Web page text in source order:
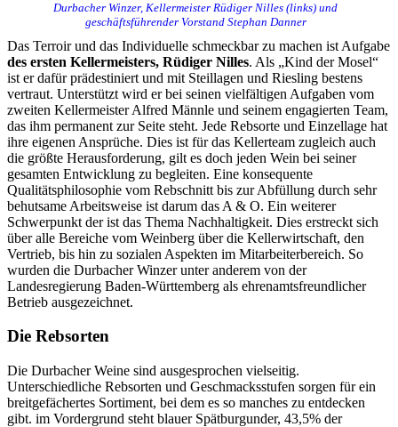
Durbacher Winzer, Kellermeister Rüdiger Nilles (links) und
geschäftsführender Vorstand Stephan Danner
Das Terroir und das Individuelle schmeckbar zu machen ist Aufgabe
des ersten Kellermeisters, Rüdiger Nilles. Als „Kind der Mosel“
ist er dafür prädestiniert und mit Steillagen und Riesling bestens
vertraut. Unterstützt wird er bei seinen vielfältigen Aufgaben vom
zweiten Kellermeister Alfred Männle und seinem engagierten Team,
das ihm permanent zur Seite steht. Jede Rebsorte und Einzellage hat
ihre eigenen Ansprüche. Dies ist für das Kellerteam zugleich auch
die größte Herausforderung, gilt es doch jeden Wein bei seiner
gesamten Entwicklung zu begleiten. Eine konsequente
Qualitätsphilosophie vom Rebschnitt bis zur Abfüllung durch sehr
behutsame Arbeitsweise ist darum das A & O. Ein weiterer
Schwerpunkt der ist das Thema Nachhaltigkeit. Dies erstreckt sich
über alle Bereiche vom Weinberg über die Kellerwirtschaft, den
Vertrieb, bis hin zu sozialen Aspekten im Mitarbeiterbereich. So
wurden die Durbacher Winzer unter anderem von der
Landesregierung Baden-Württemberg als ehrenamtsfreundlicher
Betrieb ausgezeichnet.
Die Rebsorten
Die Durbacher Weine sind ausgesprochen vielseitig.
Unterschiedliche Rebsorten und Geschmacksstufen sorgen für ein
breitgefächertes Sortiment, bei dem es so manches zu entdecken
gibt. im Vordergrund steht blauer Spätburgunder, 43,5% der